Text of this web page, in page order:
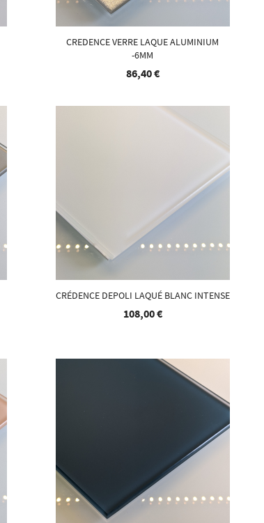
CREDENCE VERRE LAQUE ALUMINIUM
-6MM
86,40 €
CRÉDENCE DEPOLI LAQUÉ BLANC INTENSE
108,00 €